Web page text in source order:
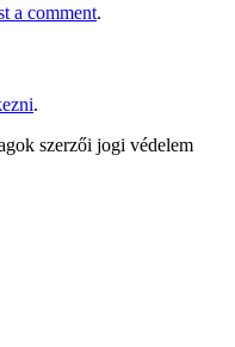
a comment.
.
szerzői jogi védelem